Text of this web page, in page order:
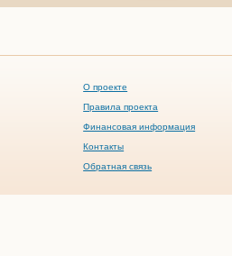
О проекте
Правила проекта
Финансовая информация
Контакты
Обратная связь